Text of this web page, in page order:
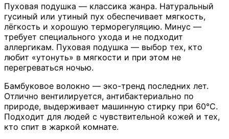
Пуховая подушка — классика жанра. Натуральный
гусиный или утиный пух обеспечивает мягкость,
лёгкость и хорошую терморегуляцию. Минус —
требует специального ухода и не подходит
аллергикам. Пуховая подушка — выбор тех, кто
любит «утонуть» в мягкости и при этом не
перегреваться ночью.
Бамбуковое волокно — эко-тренд последних лет.
Отлично вентилируется, антибактериально по
природе, выдерживает машинную стирку при 60°C.
Подходит для людей с чувствительной кожей и тех,
кто спит в жаркой комнате.